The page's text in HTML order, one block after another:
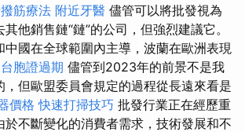
筋療法 附近牙醫 儘管可以將批發視為
他銷售鏈“鏈”的公司，但強烈建議它。
中國在全球範圍內主導，波蘭在歐洲表現
台胞證過期 儘管到2023年的前景不是我
，但歐盟委員會規定的過程從長遠來看是
價格 快速打掃技巧 批發行業正在經歷重
於不斷變化的消費者需求，技術發展和不